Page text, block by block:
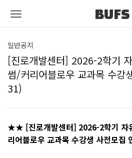
BUFS
일반공지
[진로개발센터] 2026-2학기
썸/커리어블로우 교과목 수강
31)
★★ [진로개발센터] 2026-2학기 자
리어블로우 교과목 수강생 사전모